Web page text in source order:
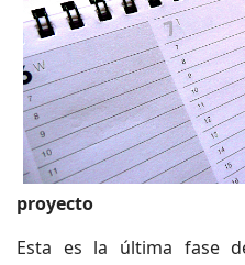
proyecto
Esta es la última fase